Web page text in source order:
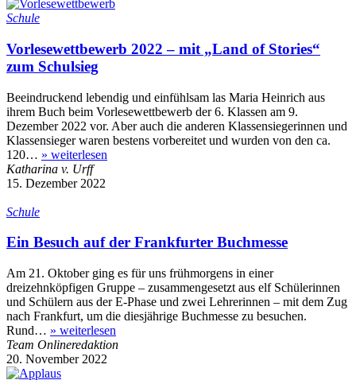
Schule
Vorlesewettbewerb 2022 – mit „Land of Stories“
zum Schulsieg
Beeindruckend lebendig und einfühlsam las Maria Heinrich aus
ihrem Buch beim Vorlesewettbewerb der 6. Klassen am 9.
Dezember 2022 vor. Aber auch die anderen Klassensiegerinnen und
Klassensieger waren bestens vorbereitet und wurden von den ca.
120… » weiterlesen
Katharina v. Urff
15. Dezember 2022
Schule
Ein Besuch auf der Frankfurter Buchmesse
Am 21. Oktober ging es für uns frühmorgens in einer
dreizehnköpfigen Gruppe – zusammengesetzt aus elf Schülerinnen
und Schülern aus der E-Phase und zwei Lehrerinnen – mit dem Zug
nach Frankfurt, um die diesjährige Buchmesse zu besuchen.
Rund… » weiterlesen
Team Onlineredaktion
20. November 2022